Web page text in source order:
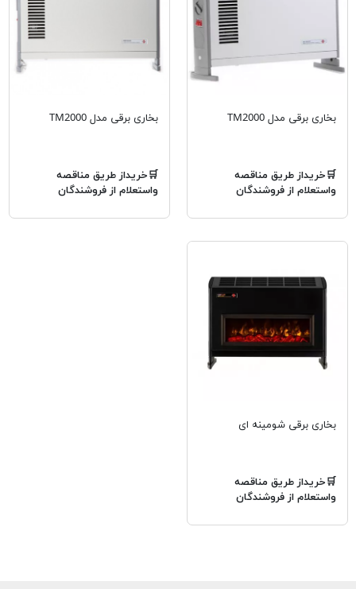
بخاری برقی مدل TM2000
🛒خریداز طریق مناقصه
واستعلام از فروشندگان
بخاری برقی مدل TM2000
🛒خریداز طریق مناقصه
واستعلام از فروشندگان
بخاری برقی شومینه ای
🛒خریداز طریق مناقصه
واستعلام از فروشندگان